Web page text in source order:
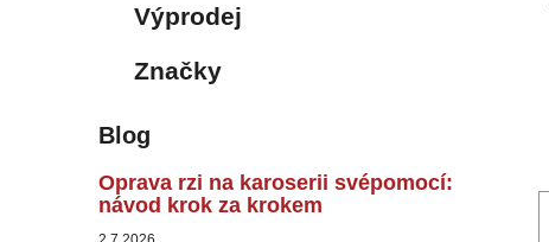
Výprodej
Značky
Blog
Oprava rzi na karoserii svépomocí:
návod krok za krokem